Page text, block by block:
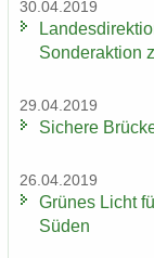
30.04.2019
Sonderaktion
29.04.2019
Si­che­re
26.04.2019
Grü­nes Licht
Süden